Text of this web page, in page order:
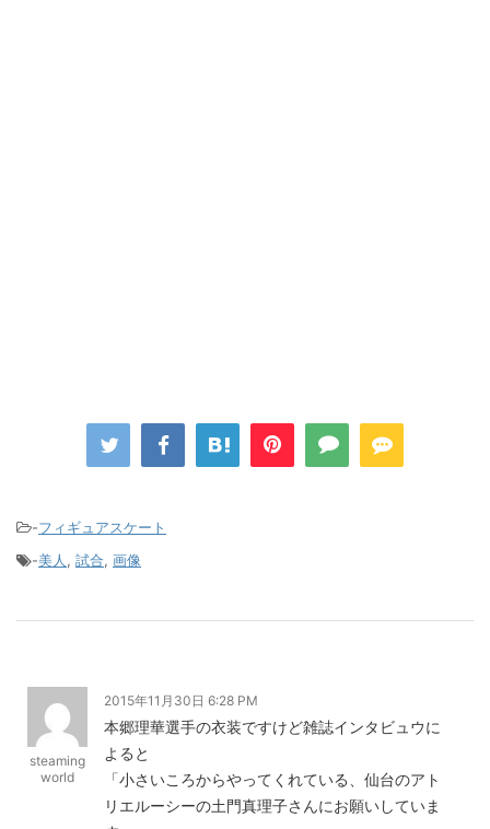
-フィギュアスケート
-美人 , 試合, 画像
steaming
world
2015年11月30日 6:28 PM
本郷理華選手の衣装ですけど雑誌インタビュウに
よると
「小さいころからやってくれている、仙台のアト
リエルーシーの土門真理子さんにお願いしていま